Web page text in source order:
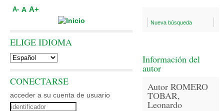
Nueva búsqueda
Información del
autor
Autor ROMERO
TOBAR,
Leonardo
A- A A+
ELIGE IDIOMA
CONECTARSE
acceder a su cuenta de usuario